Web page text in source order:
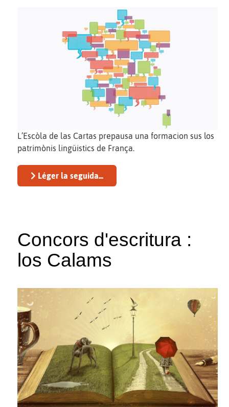
L’Escòla de las Cartas prepausa una formacion sus los
patrimònis lingüistics de França.
Léger la seguida...
Concors d'escritura :
los Calams